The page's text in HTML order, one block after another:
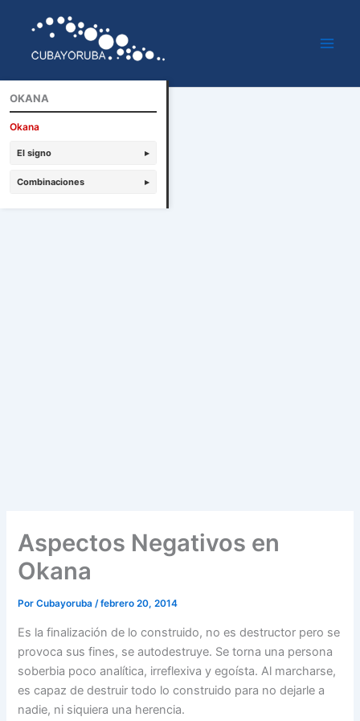
contenido
Aspectos Negativos en
Okana
PorCubayoruba/febrero 20, 2014
Es la finalización de lo construido, no es destructor pero se
provoca sus fines, se autodestruye. Se torna una persona
soberbia poco analítica, irreflexiva y egoísta. Al marcharse,
es capaz de destruir todo lo construido para no dejarle a
nadie, ni siquiera una herencia.
OKANA
Okana
El signo ▸
Combinaciones ▸